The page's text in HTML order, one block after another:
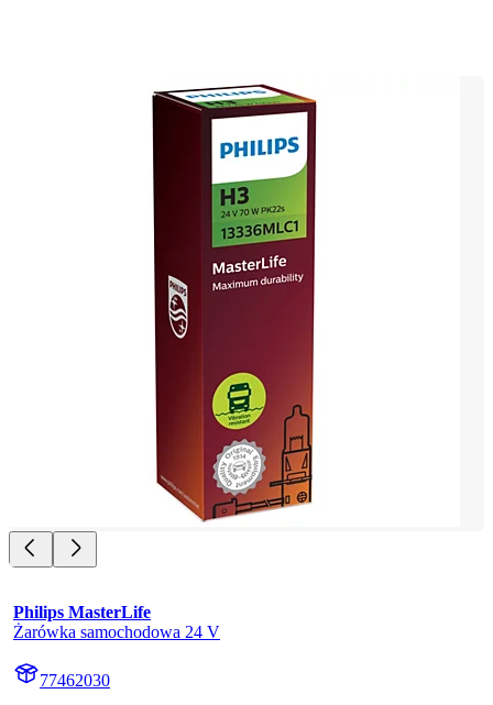
Philips MasterLife
Żarówka samochodowa 24 V
77462030